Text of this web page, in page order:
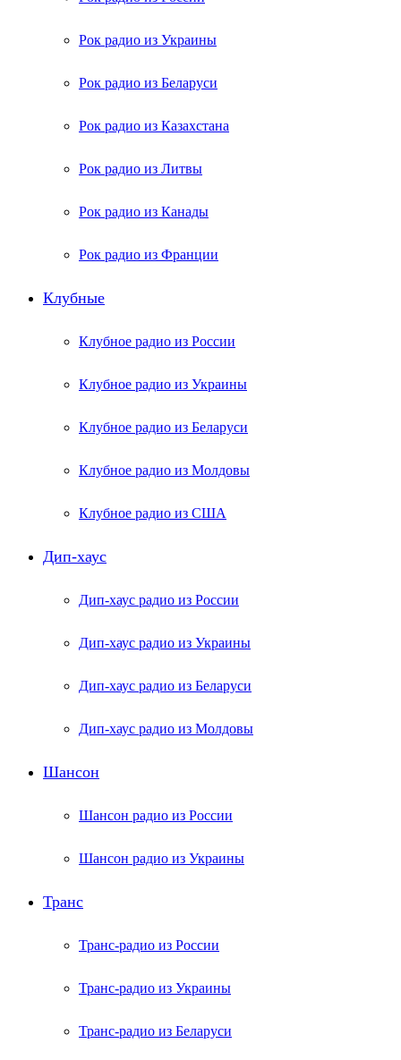
Рок радио из Украины
Рок радио из Беларуси
Рок радио из Казахстана
Рок радио из Литвы
Рок радио из Канады
Рок радио из Франции
Клубные
Клубное радио из России
Клубное радио из Украины
Клубное радио из Беларуси
Клубное радио из Молдовы
Клубное радио из США
Дип-хаус
Дип-хаус радио из России
Дип-хаус радио из Украины
Дип-хаус радио из Беларуси
Дип-хаус радио из Молдовы
Шансон
Шансон радио из России
Шансон радио из Украины
Транс
Транс-радио из России
Транс-радио из Украины
Транс-радио из Беларуси